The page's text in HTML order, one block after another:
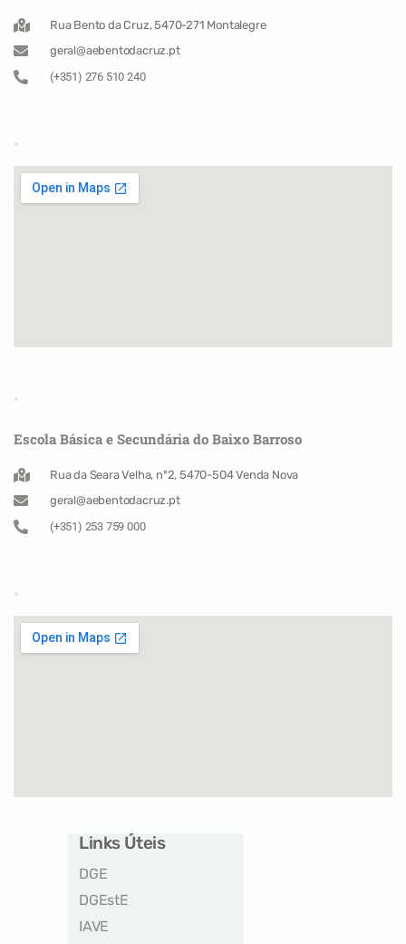
Rua Bento da Cruz, 5470-271 Montalegre
geral@aebentodacruz.pt
(+351) 276 510 240
.
.
Escola Básica e Secundária do Baixo Barroso
Rua da Seara Velha, nº2, 5470-504 Venda Nova
geral@aebentodacruz.pt
(+351) 253 759 000
.
Links Úteis
DGE
DGEstE
IAVE